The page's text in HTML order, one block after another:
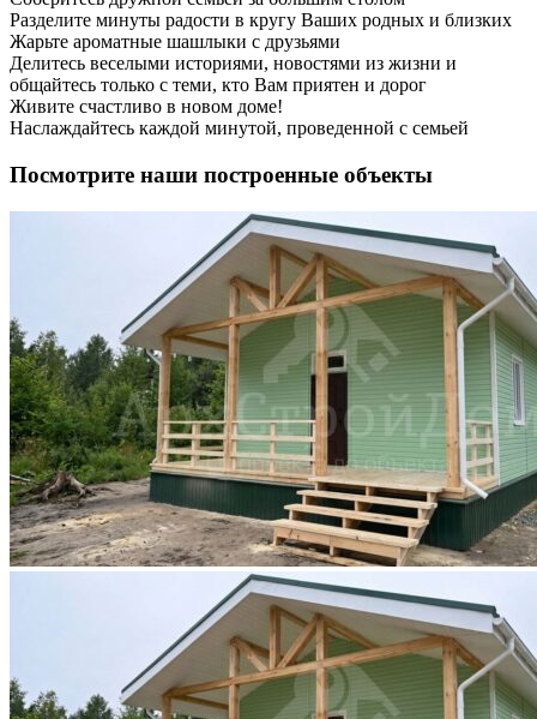
Разделите минуты радости в кругу Ваших родных и близких
Жарьте ароматные шашлыки с друзьями
Делитесь веселыми историями, новостями из жизни и
общайтесь только с теми, кто Вам приятен и дорог
Живите счастливо в новом доме!
Наслаждайтесь каждой минутой, проведенной с семьей
Посмотрите наши построенные объекты